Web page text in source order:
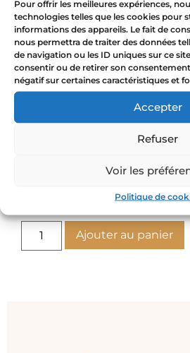
Pour offrir les meilleures expériences,
technologies telles que les cookies pour
informations des appareils. Le fait de
nous permettra de traiter des données
de navigation ou les ID uniques sur ce
consentir ou de retirer son
négatif sur certaines caractéristiques et
Accepter
Refuser
Voir les
Politique de
♻️ Engagements éco-
💍 Matériaux de
fondu en France et en
carats
💛 Créations
d’intentions
son/sa futur/e
l’énergie
Ajouter au panier